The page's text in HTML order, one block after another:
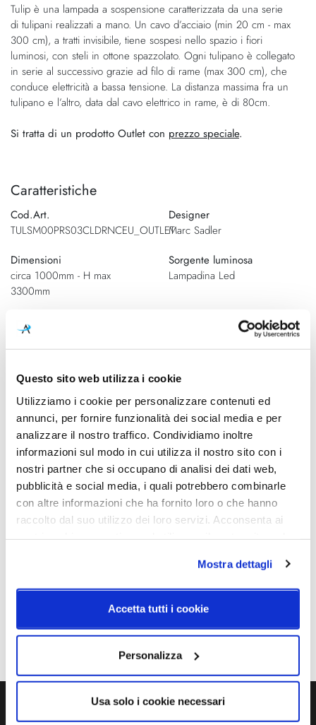
Questo sito web utilizza i cookie
Utilizziamo i cookie per personalizzare contenuti ed
annunci, per fornire funzionalità dei social media e per
analizzare il nostro traffico. Condividiamo inoltre
informazioni sul modo in cui utilizza il nostro sito con i
nostri partner che si occupano di analisi dei dati web,
pubblicità e social media, i quali potrebbero combinarle
con altre informazioni che ha fornito loro o che hanno
raccolto dal suo utilizzo dei loro servizi. Acconsenta ai
Mostra dettagli
Accetta tutti i cookie
Personalizza
Usa solo i cookie necessari
galleria
di
immagini
di
immagini
Tulip è una lampada a sospensione caratterizzata da una serie
di tulipani realizzati a mano. Un cavo d’acciaio (min 20 cm - max
300 cm), a tratti invisibile, tiene sospesi nello spazio i fiori
luminosi, con steli in ottone spazzolato. Ogni tulipano è collegato
in serie al successivo grazie ad filo di rame (max 300 cm), che
conduce elettricità a bassa tensione. La distanza massima fra un
tulipano e l’altro, data dal cavo elettrico in rame, è di 80cm.
Si tratta di un prodotto Outlet con prezzo speciale.
Caratteristiche
Cod.Art.
TULSM00PRS03CLDRNCEU_OUTLET
Designer
Marc Sadler
Dimensioni
circa 1000mm - H max
3300mm
Sorgente luminosa
Lampadina Led
Potenza e attacco
7 x 5W LED Dimmable Bulbs -
3.500 Lumen - 2.900 Kelvin
Dimmerazione
Dimmerabile
Classe energetica
A++
IP
20
Schemi tecnici